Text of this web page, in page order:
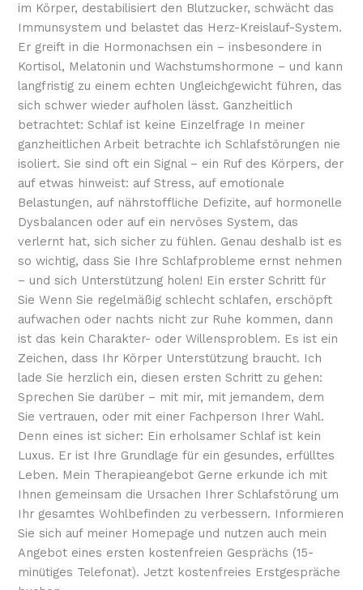
im Körper, destabilisiert den Blutzucker, schwächt das
Immunsystem und belastet das Herz-Kreislauf-System.
Er greift in die Hormonachsen ein – insbesondere in
Kortisol, Melatonin und Wachstumshormone – und kann
langfristig zu einem echten Ungleichgewicht führen, das
sich schwer wieder aufholen lässt. Ganzheitlich
betrachtet: Schlaf ist keine Einzelfrage In meiner
ganzheitlichen Arbeit betrachte ich Schlafstörungen nie
isoliert. Sie sind oft ein Signal – ein Ruf des Körpers, der
auf etwas hinweist: auf Stress, auf emotionale
Belastungen, auf nährstoffliche Defizite, auf hormonelle
Dysbalancen oder auf ein nervöses System, das
verlernt hat, sich sicher zu fühlen. Genau deshalb ist es
so wichtig, dass Sie Ihre Schlafprobleme ernst nehmen
– und sich Unterstützung holen! Ein erster Schritt für
Sie Wenn Sie regelmäßig schlecht schlafen, erschöpft
aufwachen oder nachts nicht zur Ruhe kommen, dann
ist das kein Charakter- oder Willensproblem. Es ist ein
Zeichen, dass Ihr Körper Unterstützung braucht. Ich
lade Sie herzlich ein, diesen ersten Schritt zu gehen:
Sprechen Sie darüber – mit mir, mit jemandem, dem
Sie vertrauen, oder mit einer Fachperson Ihrer Wahl.
Denn eines ist sicher: Ein erholsamer Schlaf ist kein
Luxus. Er ist Ihre Grundlage für ein gesundes, erfülltes
Leben. Mein Therapieangebot Gerne erkunde ich mit
Ihnen gemeinsam die Ursachen Ihrer Schlafstörung um
Ihr gesamtes Wohlbefinden zu verbessern. Informieren
Sie sich auf meiner Homepage und nutzen auch mein
Angebot eines ersten kostenfreien Gesprächs (15-
minütiges Telefonat). Jetzt kostenfreies Erstgespräche